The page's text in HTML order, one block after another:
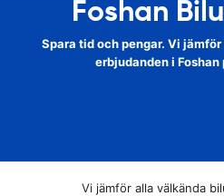
Foshan
Spara tid och pengar. Vi
erbjudanden i Foshan
Vi jämför alla välkända